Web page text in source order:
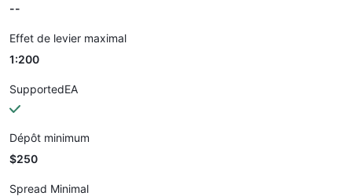
--
Effet de levier maximal
1:200
SupportedEA
Dépôt minimum
$250
Spread Minimal